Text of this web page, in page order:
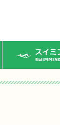
スイミング